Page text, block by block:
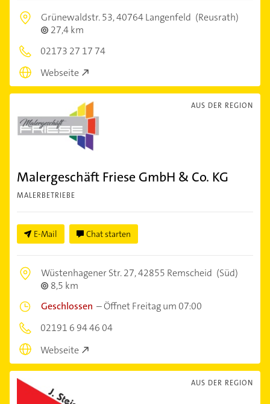
Grünewaldstr. 53,40764 Langenfeld (Reusrath)
27,4 km
02173 27 17 74
Webseite
AUS DER REGION
Malergeschäft Friese GmbH & Co. KG
MALERBETRIEBE
E-Mail Chat starten
Wüstenhagener Str. 27,42855 Remscheid (Süd)
8,5 km
Geschlossen –Öffnet Freitag um 07:00
02191 6 94 46 04
Webseite
AUS DER REGION